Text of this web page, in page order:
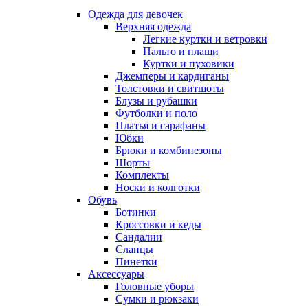
Одежда для девочек
Верхняя одежда
Легкие куртки и ветровки
Пальто и плащи
Куртки и пуховики
Джемперы и кардиганы
Толстовки и свитшоты
Блузы и рубашки
Футболки и поло
Платья и сарафаны
Юбки
Брюки и комбинезоны
Шорты
Комплекты
Носки и колготки
Обувь
Ботинки
Кроссовки и кеды
Сандалии
Сланцы
Пинетки
Аксессуары
Головные уборы
Сумки и рюкзаки